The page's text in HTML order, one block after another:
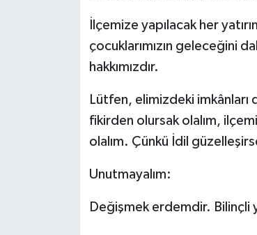
İlçemize yapılacak her
çocuklarımızın geleceğini
hakkımızdır.
Lütfen, elimizdeki imkânları
fikirden olursak olalım,
olalım. Çünkü İdil
Unutmayalım:
Değişmek erdemdir. Bilinçli